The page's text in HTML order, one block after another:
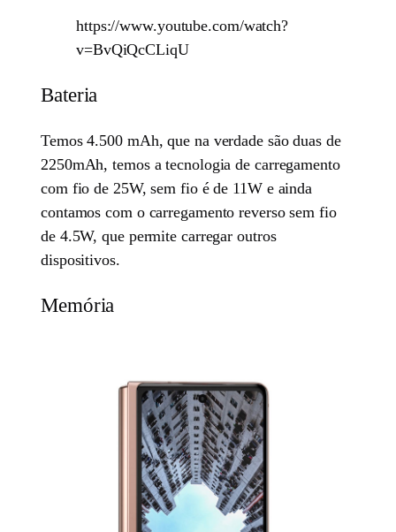
https://www.youtube.com/watch?
v=BvQiQcCLiqU
Bateria
Temos 4.500 mAh, que na verdade são duas de
2250mAh, temos a tecnologia de carregamento
com fio de 25W, sem fio é de 11W e ainda
contamos com o carregamento reverso sem fio
de 4.5W, que permite carregar outros
dispositivos.
Memória